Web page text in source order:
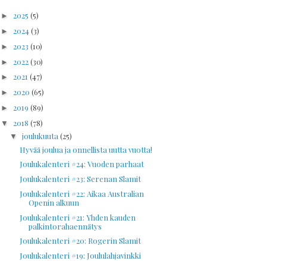
► 2025 (5)
► 2024(3)
► 2023 (10)
► 2022(30)
► 2021 (47)
► 2020 (65)
► 2019 (89)
▼ 2018 (78)
▼joulukuuta(25)
Hyvää joulua ja onnellista uutta vuotta!
Joulukalenteri #24: Vuoden parhaat
Joulukalenteri #23: Serenan Slamit
Joulukalenteri #22: Aikaa Australian
Openin alkuun
Joulukalenteri #21: Yhden kauden
palkintorahaennätys
Joulukalenteri #20: Rogerin Slamit
Joulukalenteri #19: Joululahjavinkki